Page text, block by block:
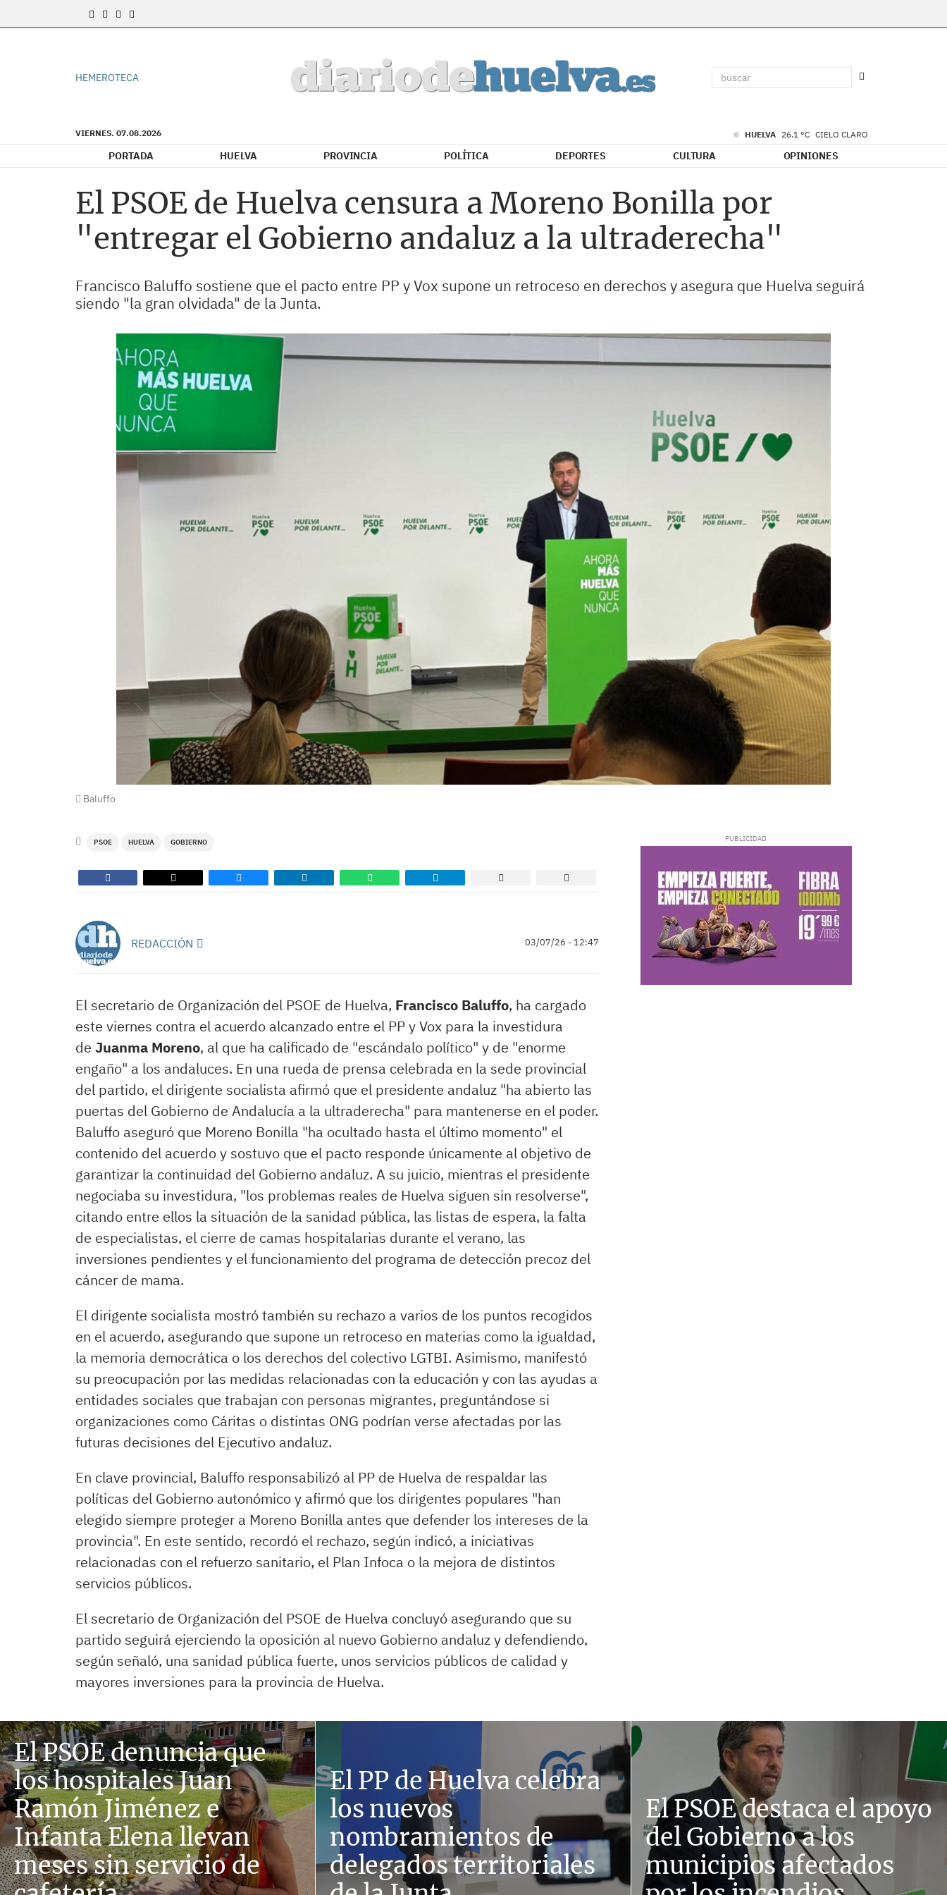
HEMEROTECA
VIERNES. 07.08.2026 HUELVA 26.1 °C CIELO CLARO
PORTADA HUELVA PROVINCIA POLÍTICA DEPORTES CULTURA OPINIONES
El PSOE de Huelva censura a Moreno Bonilla por
"entregar el Gobierno andaluz a la ultraderecha"
Francisco Baluffo sostiene que el pacto entre PP y Vox supone un retroceso en derechos y asegura que Huelva seguirá
siendo "la gran olvidada" de la Junta.
Baluffo
PSOE HUELVA GOBIERNO
REDACCIÓN 03/07/26 - 12:47
El secretario de Organización del PSOE de Huelva, Francisco Baluffo, ha cargado
este viernes contra el acuerdo alcanzado entre el PP y Vox para la investidura
de Juanma Moreno, al que ha calificado de "escándalo político" y de "enorme
engaño" a los andaluces. En una rueda de prensa celebrada en la sede provincial
del partido, el dirigente socialista afirmó que el presidente andaluz "ha abierto las
puertas del Gobierno de Andalucía a la ultraderecha" para mantenerse en el poder.
Baluffo aseguró que Moreno Bonilla "ha ocultado hasta el último momento" el
contenido del acuerdo y sostuvo que el pacto responde únicamente al objetivo de
garantizar la continuidad del Gobierno andaluz. A su juicio, mientras el presidente
negociaba su investidura, "los problemas reales de Huelva siguen sin resolverse",
citando entre ellos la situación de la sanidad pública, las listas de espera, la falta
de especialistas, el cierre de camas hospitalarias durante el verano, las
inversiones pendientes y el funcionamiento del programa de detección precoz del
cáncer de mama.
El dirigente socialista mostró también su rechazo a varios de los puntos recogidos
en el acuerdo, asegurando que supone un retroceso en materias como la igualdad,
la memoria democrática o los derechos del colectivo LGTBI. Asimismo, manifestó
su preocupación por las medidas relacionadas con la educación y con las ayudas a
entidades sociales que trabajan con personas migrantes, preguntándose si
organizaciones como Cáritas o distintas ONG podrían verse afectadas por las
futuras decisiones del Ejecutivo andaluz.
En clave provincial, Baluffo responsabilizó al PP de Huelva de respaldar las
políticas del Gobierno autonómico y afirmó que los dirigentes populares "han
elegido siempre proteger a Moreno Bonilla antes que defender los intereses de la
provincia". En este sentido, recordó el rechazo, según indicó, a iniciativas
relacionadas con el refuerzo sanitario, el Plan Infoca o la mejora de distintos
servicios públicos.
El secretario de Organización del PSOE de Huelva concluyó asegurando que su
partido seguirá ejerciendo la oposición al nuevo Gobierno andaluz y defendiendo,
según señaló, una sanidad pública fuerte, unos servicios públicos de calidad y
mayores inversiones para la provincia de Huelva.
El PSOE denuncia que
los hospitales Juan
Ramón Jiménez e
Infanta Elena llevan
meses sin servicio de
El PP de Huelva celebra
los nuevos
nombramientos de
delegados territoriales
El PSOE destaca el apoyo
del Gobierno a los
municipios afectados